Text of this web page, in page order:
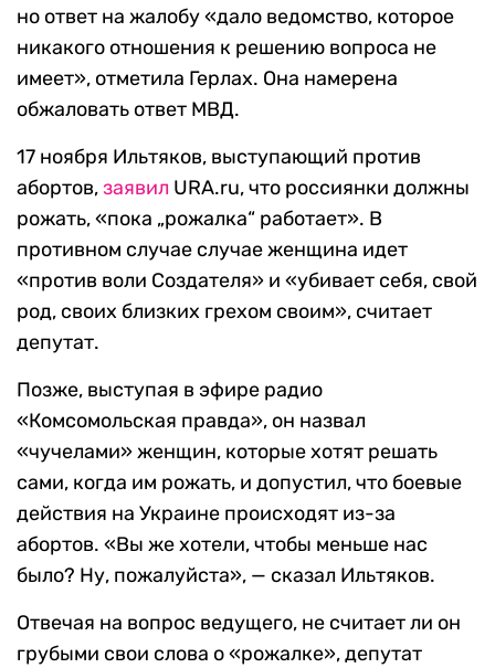
но ответ на жалобу «дало ведомство, которое
никакого отношения к решению вопроса не
имеет», отметила Герлах. Она намерена
обжаловать ответ МВД.
17 ноября Ильтяков, выступающий против
абортов,заявил URA.ru, что россиянки должны
рожать, «пока „рожалка“ работает». В
противном случае случае женщина идет
«против воли Создателя» и «убивает себя, свой
род, своих близких грехом своим», считает
депутат.
Позже, выступая в эфире радио
«Комсомольская правда», он назвал
«чучелами» женщин, которые хотят решать
сами, когда им рожать, и допустил, что боевые
действия на Украине происходят из-за
абортов. «Вы же хотели, чтобы меньше нас
было? Ну, пожалуйста», — сказал Ильтяков.
Отвечая на вопрос ведущего, не считает ли он
грубыми свои слова о «рожалке», депутат